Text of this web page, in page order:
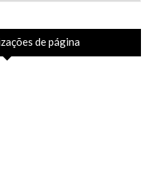
de página